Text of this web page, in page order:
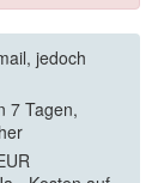
jedoch
7 Tagen,